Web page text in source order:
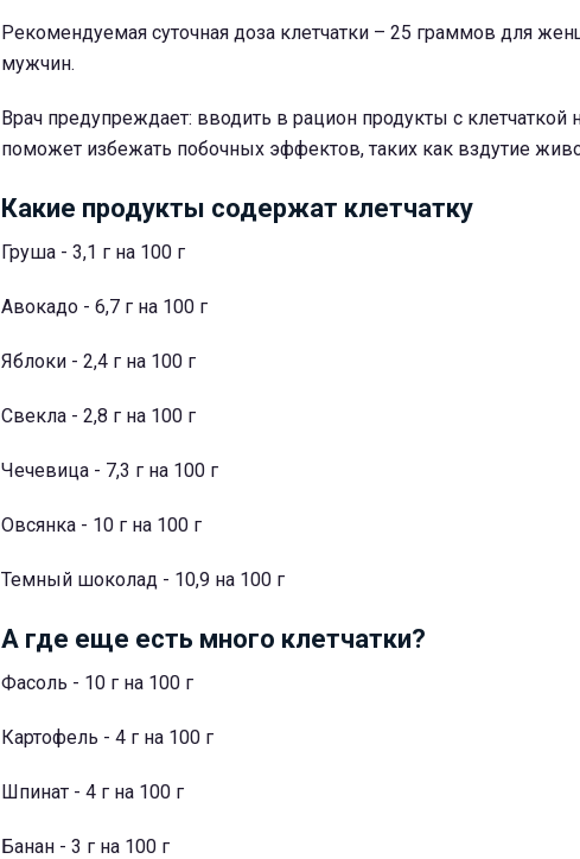
Рекомендуемая суточная доза клетчатки – 25 граммов для
мужчин.
Врач предупреждает: вводить в рацион продукты с клетчаткой
поможет избежать побочных эффектов, таких как вздутие
Какие продукты содержат клетчатку
Груша - 3,1 г на 100 г
Авокадо - 6,7 г на 100 г
Яблоки - 2,4 г на 100 г
Свекла - 2,8 г на 100 г
Чечевица - 7,3 г на 100 г
Овсянка - 10 г на 100 г
Темный шоколад - 10,9 на 100 г
А где еще есть много клетчатки?
Фасоль - 10 г на 100 г
Картофель - 4 г на 100 г
Шпинат - 4 г на 100 г
Банан - 3 г на 100 г